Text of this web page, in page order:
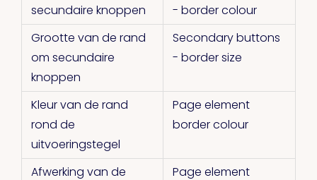
secundaire knoppen
- border colour
Grootte van de rand
om secundaire
knoppen
Secondary buttons
- border size
Kleur van de rand
rond de
uitvoeringstegel
Page element
border colour
Afwerking van de
Page element